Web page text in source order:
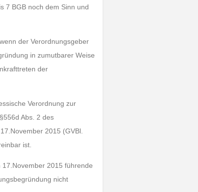
7 BGB noch dem Sinn und
der Verordnungsgeber
in zumutbarer Weise
der
Verordnung zur
Abs. 2 des
2015 (GVBl.
ist.
2015 führende
nicht